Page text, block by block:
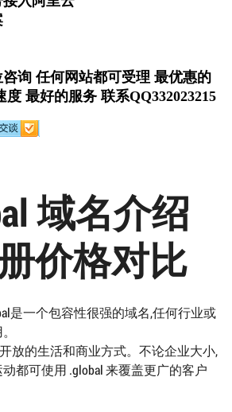
域名介绍
价格对比
是一个包容性很强的域名,任何行业或
放的生活和商业方式。不论企业大小,
都可使用 .global 来覆盖更广的客户